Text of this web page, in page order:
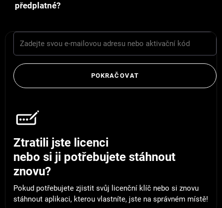
předplatné?
Ztratili jste licenci
nebo si ji potřebujete stáhnout
znovu?
Pokud potřebujete zjistit svůj licenční klíč nebo si znovu
stáhnout aplikaci, kterou vlastníte, jste na správném místě!
POKRAČOVAT